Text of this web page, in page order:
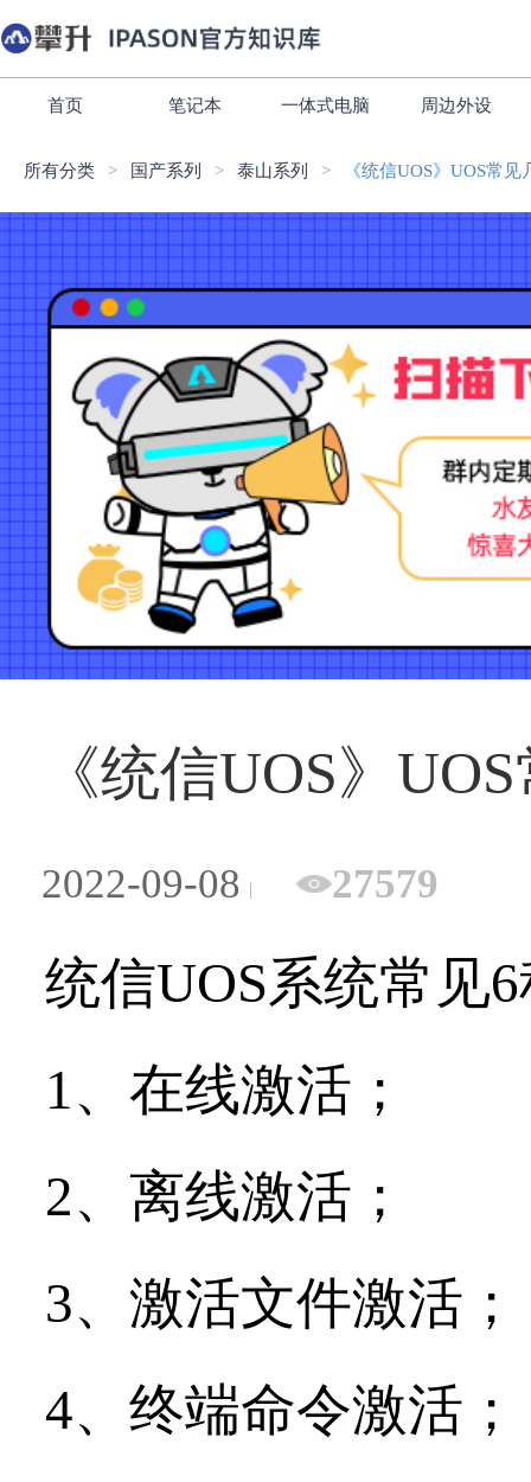
首页 笔记本 一体式电脑 周边外设
所有分类 国产系列 泰山系列 《统信UOS》UOS常
《统信UOS》
2022-09-08 27579
统信UOS系统常见
1、在线激活；
2、离线激活；
3、激活文件激活；
4、终端命令激活；